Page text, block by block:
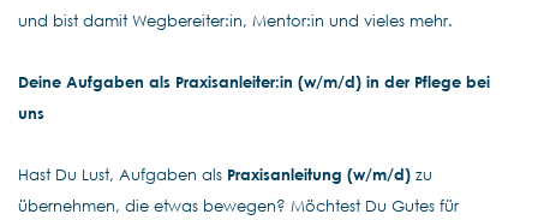
und bist damit Wegbereiter:in, Mentor:in und vieles mehr.
Deine Aufgaben als Praxisanleiter:in (w/m/d) in der Pflege bei
uns
Hast Du Lust, Aufgaben als Praxisanleitung (w/m/d) zu
übernehmen, die etwas bewegen? Möchtest Du Gutes für